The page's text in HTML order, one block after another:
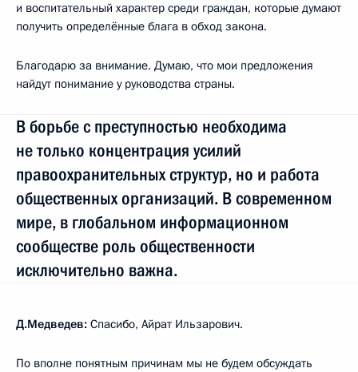
и воспитательный характер среди граждан, которые думают
получить определённые блага в обход закона.
Благодарю за внимание. Думаю, что мои предложения
найдут понимание у руководства страны.
В борьбе с преступностью необходима
не только концентрация усилий
правоохранительных структур, но и работа
общественных организаций. В современном
мире, в глобальном информационном
сообществе роль общественности
исключительно важна.
Д.Медведев: Спасибо, Айрат Ильзарович.
По вполне понятным причинам мы не будем обсуждать